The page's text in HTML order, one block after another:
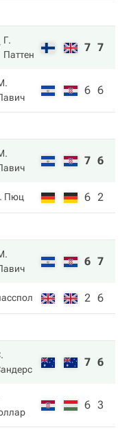
Г.
Паттен
7 7
6 6
7 6
Пюц 6 2
6 7
2 6
7 6
6 3